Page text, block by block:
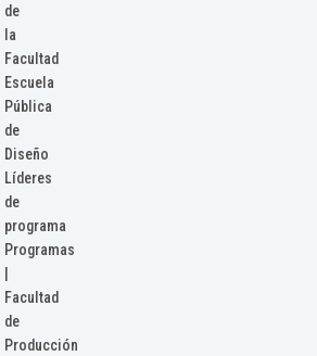
de
la
Facultad
Escuela
Pública
de
Diseño
Líderes
de
programa
Programas
Facultad
de
Producción